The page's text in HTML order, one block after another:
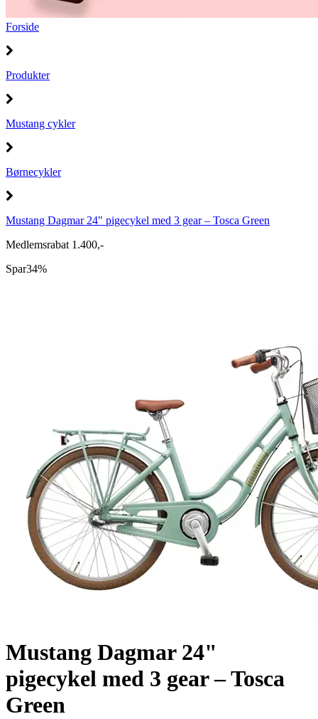
Forside
Produkter
Mustang cykler
Børnecykler
Mustang Dagmar 24" pigecykel med 3 gear – Tosca Green
Medlemsrabat 1.400,-
Spar34%
Mustang Dagmar 24"
pigecykel med 3 gear – Tosca
Green